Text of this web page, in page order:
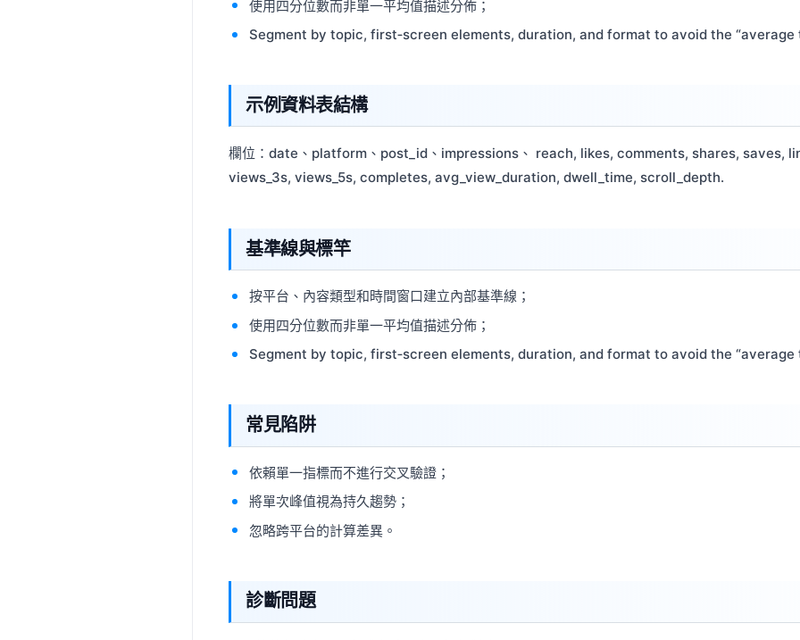
使用四分位數而非單一平均值描述分佈；
Segment by topic, first‑screen elements, duration, and format to avoid the “average
示例資料表結構
欄位：date、platform、post_id、impressions、 reach, likes, comments, shares, saves,
views_3s, views_5s, completes, avg_view_duration, dwell_time, scroll_depth.
基準線與標竿
按平台、內容類型和時間窗口建立內部基準線；
使用四分位數而非單一平均值描述分佈；
Segment by topic, first‑screen elements, duration, and format to avoid the “average
常見陷阱
依賴單一指標而不進行交叉驗證；
將單次峰值視為持久趨勢；
忽略跨平台的計算差異。
診斷問題